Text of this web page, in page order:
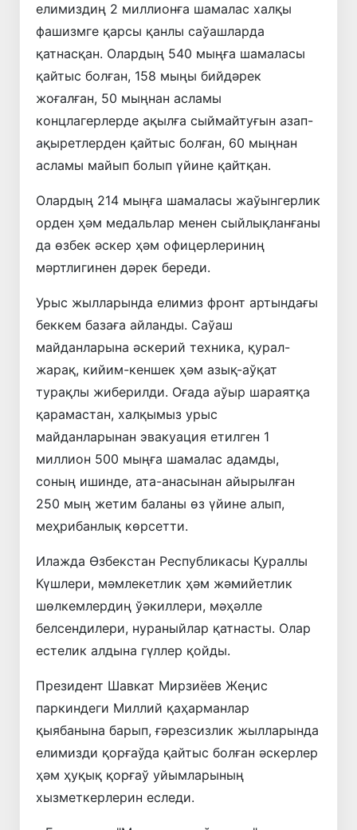
елимиздиң 2 миллионға шамалас халқы
фашизмге қарсы қанлы саўашларда
қатнасқан. Олардың 540 мыңға шамаласы
қайтыс болған, 158 мыңы бийдәрек
жоғалған, 50 мыңнан асламы
концлагерлерде ақылға сыймайтуғын азап-
ақыретлерден қайтыс болған, 60 мыңнан
асламы майып болып үйине қайтқан.
Олардың 214 мыңға шамаласы жаўынгерлик
орден ҳәм медальлар менен сыйлықланғаны
да өзбек әскер ҳәм офицерлериниң
мәртлигинен дәрек береди.
Урыс жылларында елимиз фронт артындағы
беккем базаға айланды. Саўаш
майданларына әскерий техника, қурал-
жарақ, кийим-кеншек ҳәм азық-аўқат
турақлы жиберилди. Оғада аўыр шараятқа
қарамастан, халқымыз урыс
майданларынан эвакуация етилген 1
миллион 500 мыңға шамалас адамды,
соның ишинде, ата-анасынан айырылған
250 мың жетим баланы өз үйине алып,
меҳрибанлық көрсетти.
Илажда Өзбекстан Республикасы Қураллы
Күшлери, мәмлекетлик ҳәм жәмийетлик
шөлкемлердиң ўәкиллери, мәҳәлле
белсендилери, нураныйлар қатнасты. Олар
естелик алдына гүллер қойды.
Президент Шавкат Мирзиёев Жеңис
паркиндеги Миллий қаҳарманлар
қыябанына барып, ғәрезсизлик жылларында
елимизди қорғаўда қайтыс болған әскерлер
ҳәм ҳуқық қорғаў уйымларының
хызметкерлерин еследи.